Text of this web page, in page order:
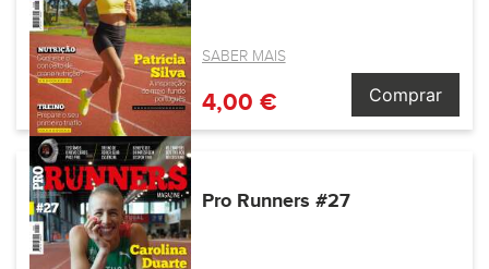
SABER MAIS
4,00 € Comprar
Pro Runners #27